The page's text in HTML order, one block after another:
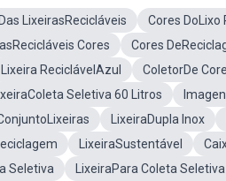
LixeirasRecicláveis Cores DoLixo
Cores Cores
Lixeira ReciclávelAzul ColetorDe
Seletiva 60 Litros
LixeiraDupla Inox
LixeiraSustentável
Seletiva LixeiraPara Coleta